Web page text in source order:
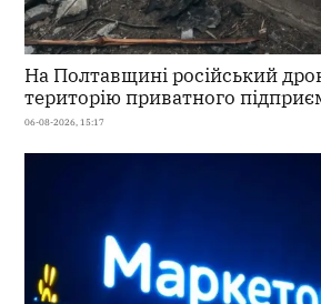
На Полтавщині російський
територію приватного
06-08-2026, 15:17